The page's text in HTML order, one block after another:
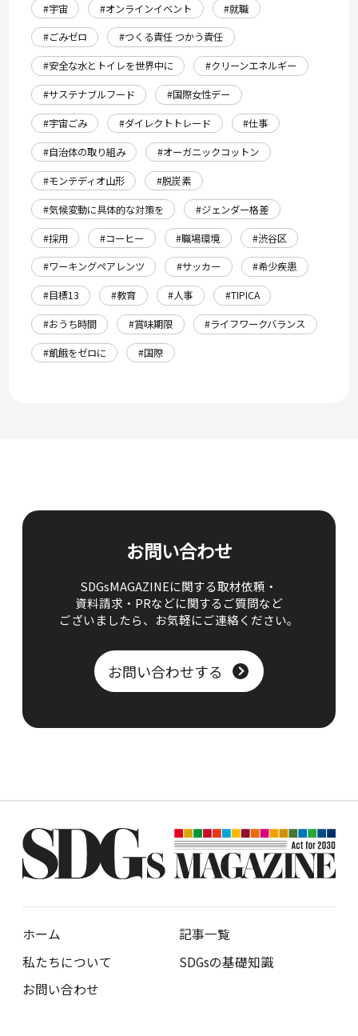
#宇宙
#オンラインイベント
#就職
#ごみゼロ
#つくる責任 つかう責任
#安全な水とトイレを世界中に
#クリーンエネルギー
#サステナブルフード
#国際女性デー
#宇宙ごみ
#ダイレクトトレード
#仕事
#自治体の取り組み
#オーガニックコットン
#モンテディオ山形
#脱炭素
#気候変動に具体的な対策を
#ジェンダー格差
#採用
#コーヒー #職場環境
#渋谷区
#ワーキングペアレンツ
#サッカー
#希少疾患
#目標13
#教育 #人事
#TIPICA
#おうち時間
#賞味期限
#ライフワークバランス
#飢餓をゼロに
#国際
お問い合わせ
SDGsMAGAZINEに関する取材依頼・
資料請求・PRなどに関するご質問など
ございましたら、 お気軽にご連絡ください。
お問い合わせする
ホーム
記事一覧
私たちについて
SDGsの基礎知識
お問い合わせ